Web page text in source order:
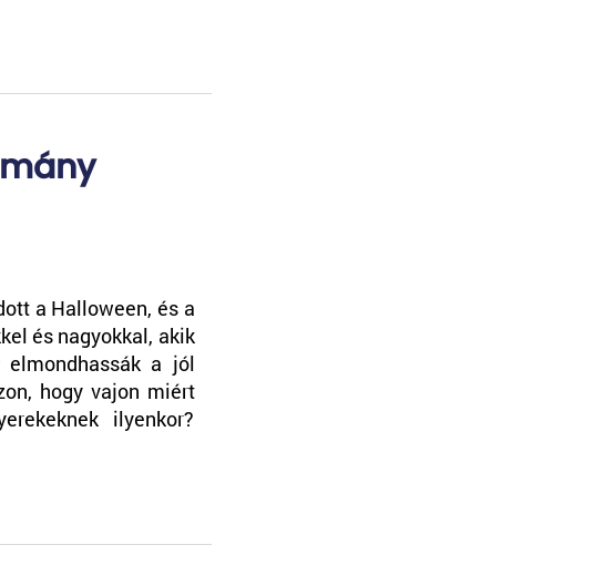
a Halloween, és a
és nagyokkal, akik
a jól
hogy vajon miért
ilyenkor?